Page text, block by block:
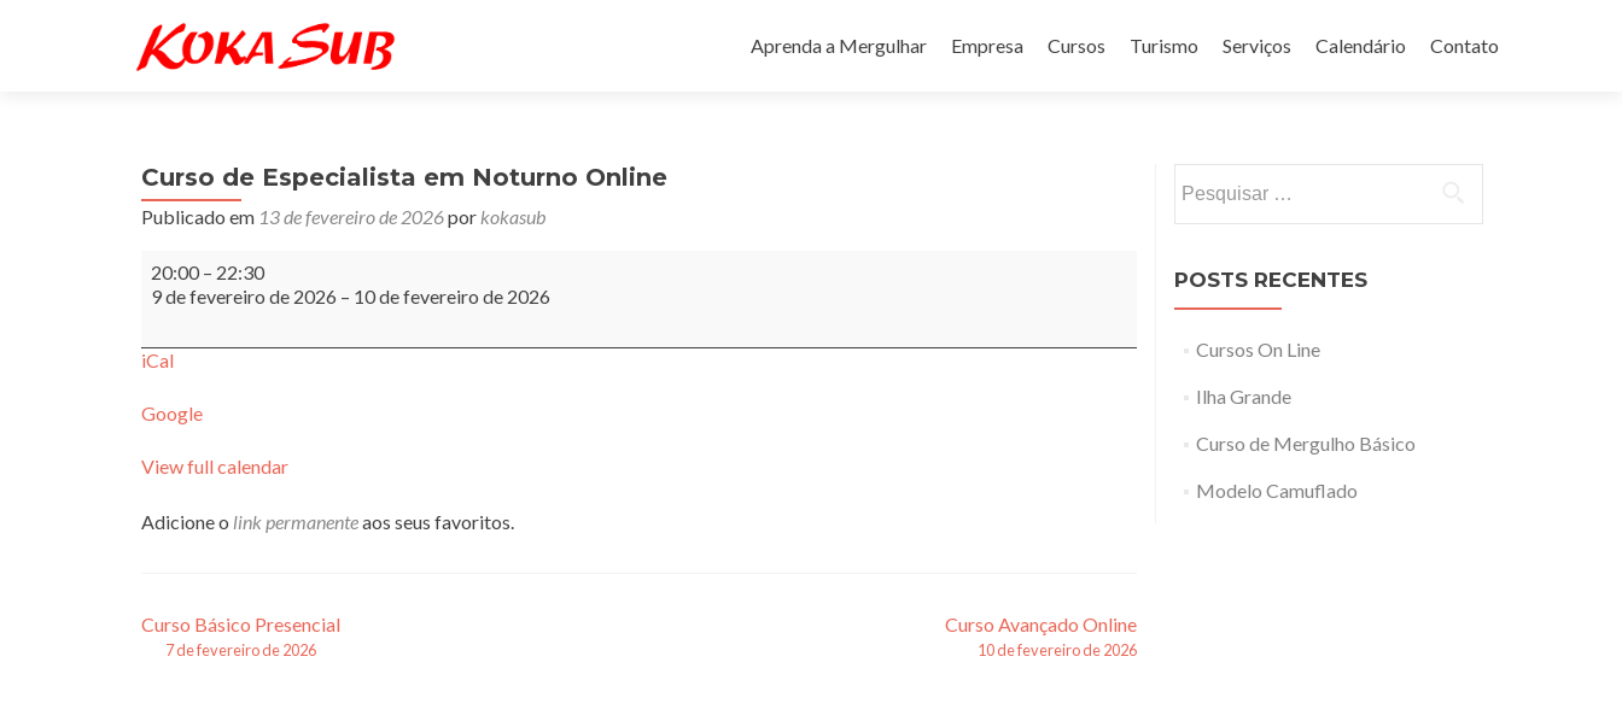
para
Aprenda a Mergulhar Empresa Cursos Turismo Serviços Calendário Contato
Curso de Especialista em Noturno Online
Publicado em 13 de fevereiro de 2026por kokasub
Curso
de
Especialista
Noturno
20:00 – 22:30
9 de fevereiro de 2026 – 10 de fevereiro de 2026
iCal
Google
View full calendar
Adicione o link permanenteaos seus favoritos.
Navegação
Curso Básico Presencial
7 de fevereiro de 2026
Curso Avançado Online
10 de fevereiro de 2026
por:
POSTS RECENTES
Cursos On Line
Ilha Grande
Curso de Mergulho Básico
Modelo Camuflado